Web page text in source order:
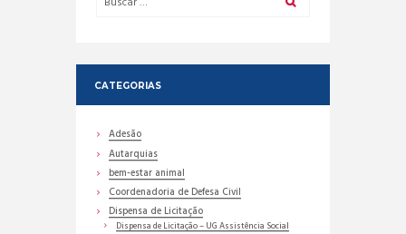
CATEGORIAS
Adesão
Autarquias
bem-estar animal
Coordenadoria de Defesa Civil
Dispensa de Licitação
Dispensa de Licitação – UG Assistência Social